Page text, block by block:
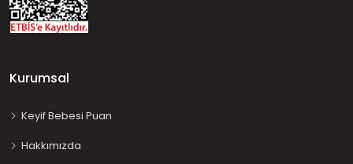
Kurumsal
Keyif Bebesi Puan
Hakkımızda